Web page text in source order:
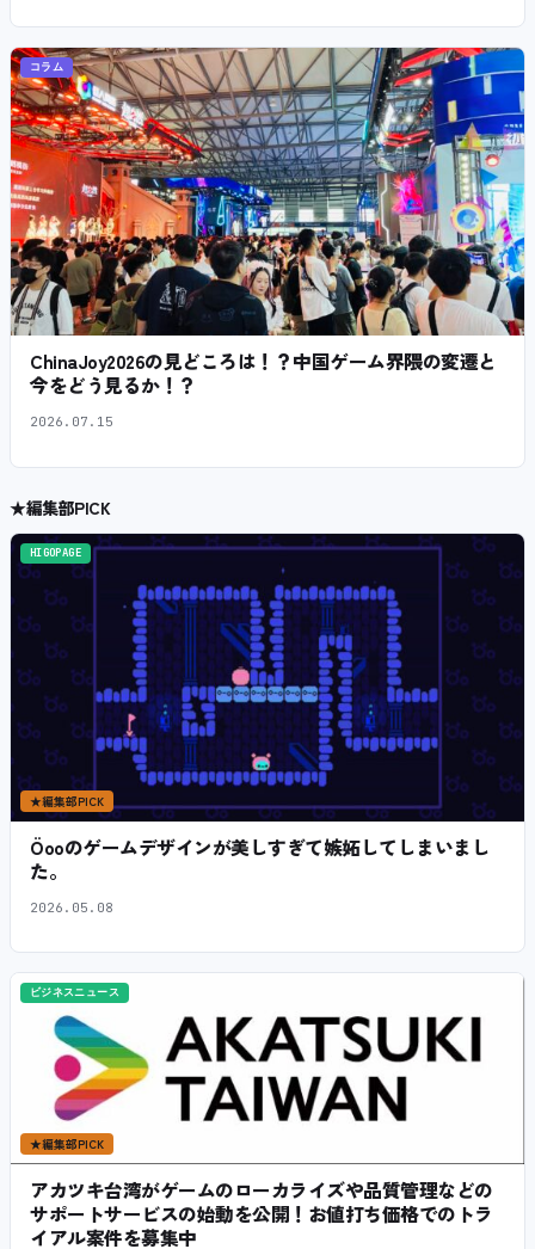
コラム
ChinaJoy2026の見どころは！？中国ゲーム界隈の変遷と
今をどう見るか！？
2026.07.15
★編集部PICK
HIGOPAGE
★編集部PICK
Öooのゲームデザインが美しすぎて嫉妬してしまいまし
た。
2026.05.08
ビジネスニュース
★編集部PICK
アカツキ台湾がゲームのローカライズや品質管理などの
サポートサービスの始動を公開！お値打ち価格でのトラ
イアル案件を募集中